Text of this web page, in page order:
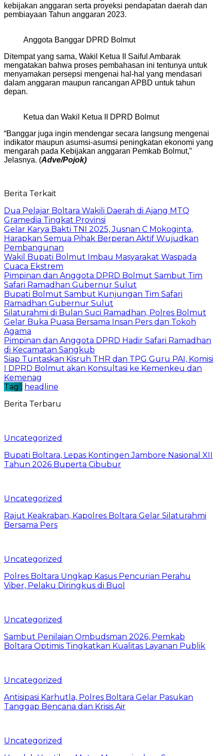
kebijakan anggaran serta proyeksi pendapatan daerah dan
pembiayaan Tahun anggaran 2023.
Anggota Banggar DPRD Bolmut
Ditempat yang sama, Wakil Ketua II Saiful Ambarak
mengatakan bahwa proses pembahasan ini tentunya untuk
menyamakan persepsi mengenai hal-hal yang mendasari
dalam anggaran maupun rancangan APBD untuk tahun
depan.
Ketua dan Wakil Ketua II DPRD Bolmut
“Banggar juga ingin mendengar secara langsung mengenai
indikator maupun asumsi-asumsi peningkatan ekonomi yang
mengarah pada Kebijakan anggaran Pemkab Bolmut,”
Jelasnya. (Adve/Pojok)
Berita Terkait
Dua Pelajar Boltara Wakili Daerah di Ajang MTQ
Gramedia Tingkat Provinsi
Gelar Karya Bakti TNI 2025, Jusnan C Mokoginta,
Harapkan Semua Pihak Berperan Aktif Wujudkan
Pembangunan
Wakil Bupati Bolmut Imbau Masyarakat Waspada
Cuaca Ekstrem
Pimpinan dan Anggota DPRD Bolmut Sambut Tim
Safari Ramadhan Gubernur Sulut
Bupati Bolmut Sambut Kunjungan Tim Safari
Ramadhan Gubernur Sulut
Silaturahmi di Bulan Suci Ramadhan, Polres Bolmut
Gelar Buka Puasa Bersama Insan Pers dan Tokoh
Agama
Pimpinan dan Anggota DPRD Hadir Safari Ramadhan
di Kecamatan Sangkub
Siap Tuntaskan Kisruh THR dan TPG Guru PAI, Komisi
I DPRD Bolmut akan Konsultasi ke Kemenkeu dan
Kemenag
Tag : headline
Berita Terbaru
Uncategorized
Bupati Boltara, Lepas Kontingen Jambore Nasional XII
Tahun 2026 Buperta Cibubur
Uncategorized
Rajut Keakraban, Kapolres Boltara Gelar Silaturahmi
Bersama Pers
Uncategorized
Polres Boltara Ungkap Kasus Pencurian Perahu
Viber, Pelaku Diringkus di Buol
Uncategorized
Sambut Penilaian Ombudsman 2026, Pemkab
Boltara Optimis Tingkatkan Kualitas Layanan Publik
Uncategorized
Antisipasi Karhutla, Polres Boltara Gelar Pasukan
Tanggap Bencana dan Krisis Air
Uncategorized